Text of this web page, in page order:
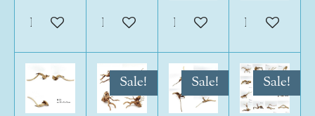
In den WarenkorbIn den WarenkorbIn den Warenkorb
In den
Sale! Sale! Sale!